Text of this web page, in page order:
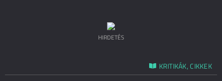
HIRDETÉS
KRITIKÁK, CIKKEK